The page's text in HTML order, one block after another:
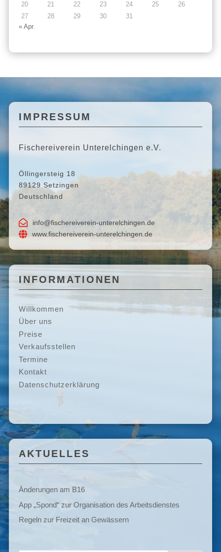
20
21 22 23 24 25
26
27
28 29 30
31
« Apr.
IMPRESSUM
Fischereiverein Unterelchingen e.V.
Öllingersteig 18
89129 Setzingen
Deutschland
 info@fischereiverein-unterelchingen.de
 www.fischereiverein-unterelchingen.de
INFORMATIONEN
Willkommen
Über uns
Preise
Verkaufsstellen
Termine
Kontakt
Datenschutzerklärung
AKTUELLES
Änderungen am B16
App „Spond“ zur Organisation des Arbeitsdienstes
Regeln zur Freizeit an Gewässern